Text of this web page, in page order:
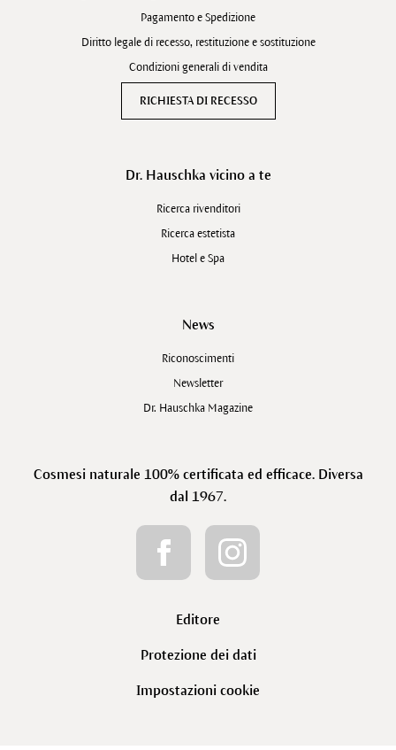
Pagamento e Spedizione
Diritto legale di recesso, restituzione e sostituzione
Condizioni generali di vendita
RICHIESTA DI RECESSO
Dr. Hauschka vicino a te
Ricerca rivenditori
Ricerca estetista
Hotel e Spa
News
Riconoscimenti
Newsletter
Dr. Hauschka Magazine
Cosmesi naturale 100% certificata ed efficace. Diversa
dal 1967.
Editore
Protezione dei dati
Impostazioni cookie